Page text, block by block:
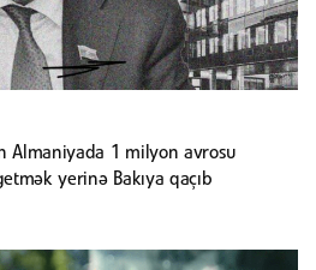
Almaniyada 1 milyon avrosu
yerinə Bakıya qaçıb